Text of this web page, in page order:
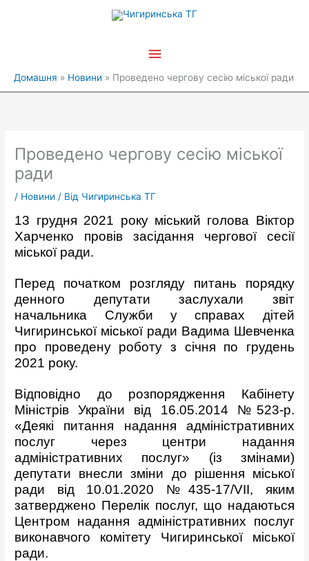
Головне
Домашня Новини Проведено чергову сесію міської ради
Проведено чергову сесію міської
ради
/ Новини / Від Чигиринська ТГ
13 грудня 2021 року міський голова Віктор
Харченко провів засідання чергової сесії
міської ради.
Перед початком розгляду питань порядку
денного депутати заслухали звіт
начальника Служби у справах дітей
Чигиринської міської ради Вадима Шевченка
про проведену роботу з січня по грудень
2021 року.
Відповідно до розпорядження Кабінету
Міністрів України від 16.05.2014 №523-р.
«Деякі питання надання адміністративних
послуг через центри надання
адміністративних послуг» (із змінами)
депутати внесли зміни до рішення міської
ради від 10.01.2020 №435-17/VІІ, яким
затверджено Перелік послуг, що надаються
Центром надання адміністративних послуг
виконавчого комітету Чигиринської міської
ради.